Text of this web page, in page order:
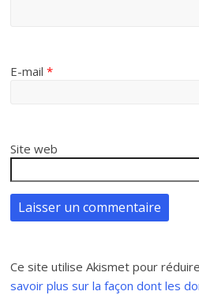
E-mail*
Site web
Ce site utilise Akismet pour
savoir plus sur la façon dont les